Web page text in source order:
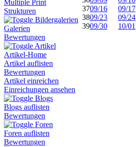
Multiple Print
Strukturen
Bildergalerien
Galerien
Bewertungen
Artikel
Artikel-Home
Artikel auflisten
Bewertungen
Artikel einreichen
Einreichungen ansehen
Blogs
Blogs auflisten
Bewertungen
Foren
Foren auflisten
Bewertungen
3709/16 09/17
3809/23 09/24
3909/30 10/01